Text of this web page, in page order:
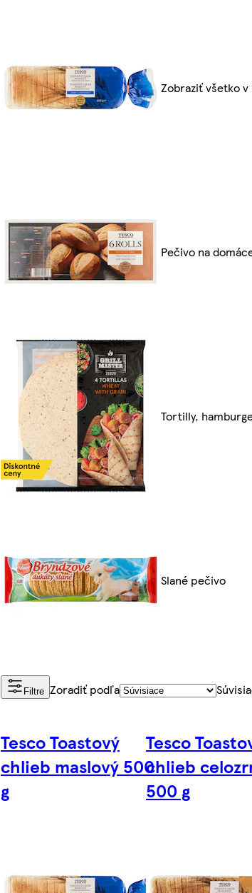
Zobraziť všetko
Pečivo na
Tortilly,
Slané pečivo
Filtre Zoradiť podľa
Tesco Toastový
chlieb maslový 500
g
Tesco
chlieb
500 g